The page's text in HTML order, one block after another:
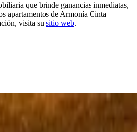
que brinde ganancias inmediatas,
apartamentos de Armonía Cinta
visita su sitio web.